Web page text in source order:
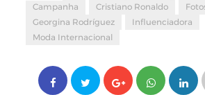
Campanha
Cristiano Ronaldo
Georgina Rodríguez
Influenciadora
Moda Internacional